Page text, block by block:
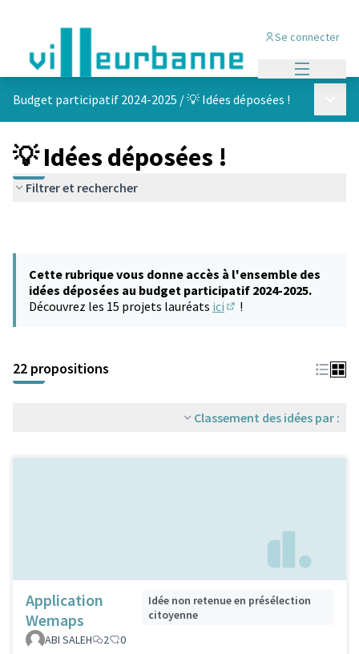
Se connecter
Budget participatif 2024-2025 /💡 Idées déposées !
💡 Idées déposées !
Filtrer et rechercher
Cette rubrique vous donne accès à l'ensemble des
idées déposées au budget participatif 2024-2025.
Découvrez les 15 projets lauréats ici !
22 propositions
Classement des idées par :
Application
Wemaps
Idée non retenue en présélection
citoyenne
ABI SALEH
2 0